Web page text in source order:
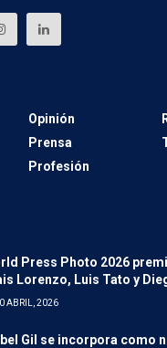
Opinión
Prensa
Profesión
Press Photo 2026
Lorenzo, Luis Tato y
ABRIL, 2026
Gil se incorpora como